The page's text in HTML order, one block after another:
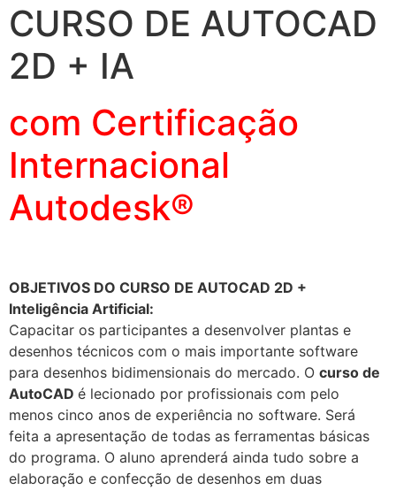
CURSO DE AUTOCAD
2D + IA
com Certificação
Internacional
Autodesk®
OBJETIVOS DO CURSO DE AUTOCAD 2D +
Inteligência Artificial:
Capacitar os participantes a desenvolver plantas e
desenhos técnicos com o mais importante software
para desenhos bidimensionais do mercado. O curso de
AutoCAD é lecionado por profissionais com pelo
menos cinco anos de experiência no software. Será
feita a apresentação de todas as ferramentas básicas
do programa. O aluno aprenderá ainda tudo sobre a
elaboração e confecção de desenhos em duas